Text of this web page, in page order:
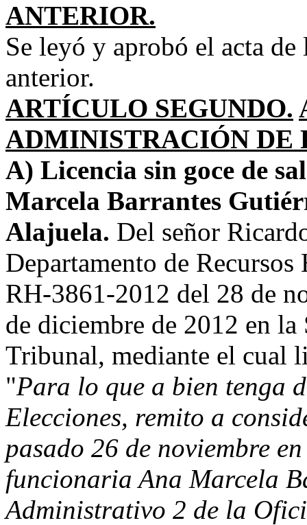
ANTERIOR.
Se leyó y aprobó el acta
anterior.
ARTÍCULO SEGUNDO.
ADMINISTRACIÓN DE
A) Licencia sin goce de
Marcela Barrantes
Alajuela. Del señor
Departamento de
RH-3861-2012 del 28 de
de diciembre de 2012 en la
Tribunal, mediante el cual
"Para lo que a bien tenga
Elecciones, remito a
pasado 26 de noviembre
funcionaria Ana Marcela
Administrativo 2 de la